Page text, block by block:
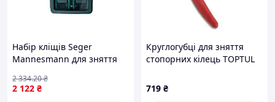
Набір кліщів Seger
Mannesmann для зняття
ручний інструмент ремонт
авто
2 122 ₴
2 334.20₴
Круглогубці для зняття
стопорних кілець TOPTUL
посилені DCBA1307
719 ₴